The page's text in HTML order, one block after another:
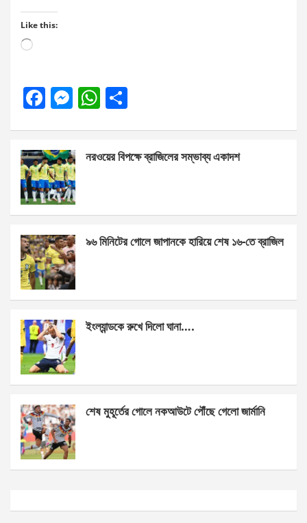
Like this:
Loading…
F
b
o
o
k
M
n
g
er
W
s
p
e
নরওয়ের বিপক্ষে ব্রাজিলের সম্ভাব্য একাদশ
৯৬ মিনিটের গোলে জাপানকে হারিয়ে শেষ ১৬-তে ব্রাজিল
ইংল্যান্ডকে রুখে দিলো ঘানা….
শেষ মুহূর্তের গোলে নকআউটে পৌঁছে গেলো জার্মানি